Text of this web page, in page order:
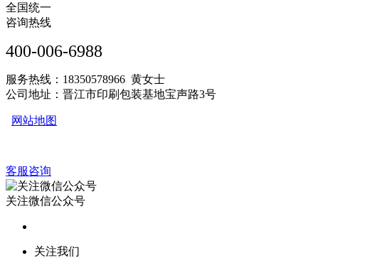
全国统一
咨询热线
400-006-6988
服务热线：18350578966 黄女士
公司地址：晋江市印刷包装基地宝声路3号
网站地图
客服咨询
关注微信公众号
关注我们